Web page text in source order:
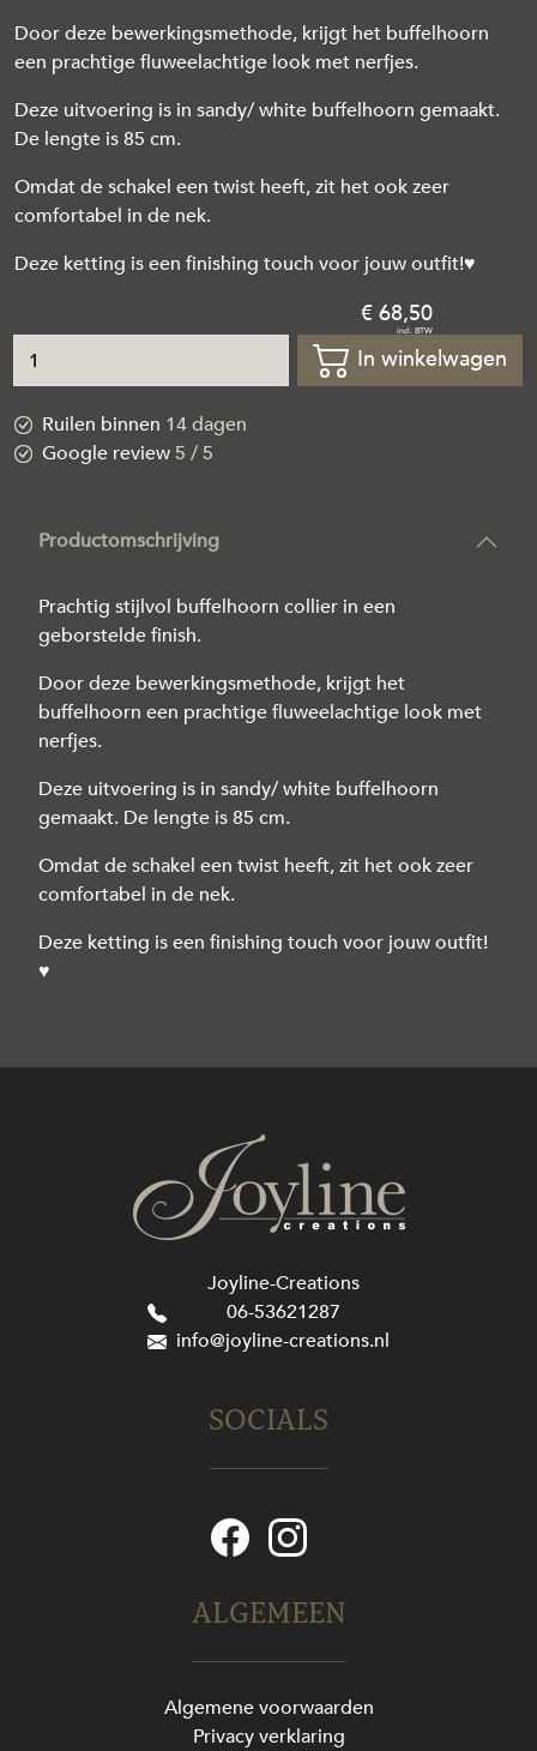
Door deze bewerkingsmethode, krijgt het buffelhoorn
een prachtige fluweelachtige look met nerfjes.
Deze uitvoering is in sandy/ white buffelhoorn gemaakt.
De lengte is 85 cm.
Omdat de schakel een twist heeft, zit het ook zeer
comfortabel in de nek.
Deze ketting is een finishing touch voor jouw outfit!♥
68,50
In winkelwagen
Ruilen binnen 14 dagen
Google review5 / 5
Productomschrijving
Prachtig stijlvol buffelhoorn collier in een
geborstelde finish.
Door deze bewerkingsmethode, krijgt het
buffelhoorn een prachtige fluweelachtige look met
nerfjes.
Deze uitvoering is in sandy/ white buffelhoorn
gemaakt. De lengte is 85 cm.
Omdat de schakel een twist heeft, zit het ook zeer
comfortabel in de nek.
Deze ketting is een finishing touch voor jouw outfit!
♥
Joyline-Creations
06-53621287
info@joyline-creations.nl
ALGEMEEN
Algemene voorwaarden
Privacy verklaring
SOCIALS